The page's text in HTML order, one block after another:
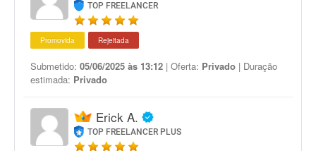
TOP FREELANCER
Promovida Rejeitada
Submetido: 05/06/2025 às 13:12 | Oferta: Privado | Duração
estimada: Privado
Erick A.
TOP FREELANCER PLUS